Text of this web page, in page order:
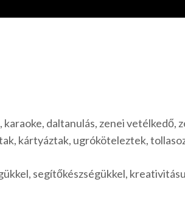
daltanulás, zenei vetélkedő,
kártyáztak, ugróköteleztek,
segítőkészségükkel,